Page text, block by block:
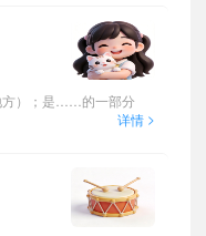
）；是……的一部分
详情 >